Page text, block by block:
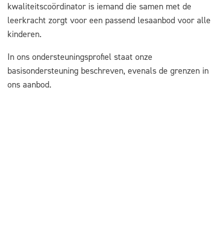
kwaliteitscoördinator is iemand die samen met de
leerkracht zorgt voor een passend lesaanbod voor alle
kinderen.
In ons ondersteuningsprofiel staat onze
basisondersteuning beschreven, evenals de grenzen in
ons aanbod.